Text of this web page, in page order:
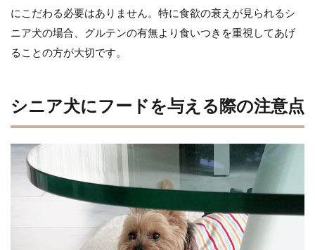
にこだわる必要はありません。特に食欲の衰えが見られるシ
ニア犬の場合、グルテンの有無より食いつきを重視してあげ
ることの方が大切です。
シニア犬にフードを与える際の注意点